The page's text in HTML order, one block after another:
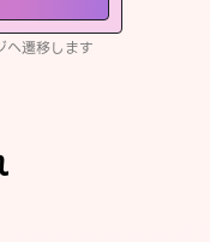
遷移します